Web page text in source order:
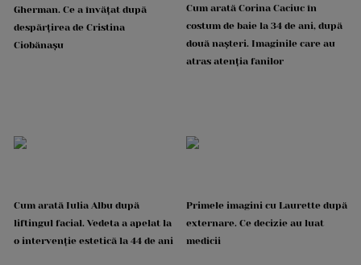
Gherman. Ce a învățat după
despărțirea de Cristina
Ciobănașu
Cum arată Corina Caciuc în
costum de baie la 34 de ani, după
două nașteri. Imaginile care au
atras atenția fanilor
Cum arată Iulia Albu după
liftingul facial. Vedeta a apelat la
o intervenție estetică la 44 de ani
Primele imagini cu Laurette după
externare. Ce decizie au luat
medicii